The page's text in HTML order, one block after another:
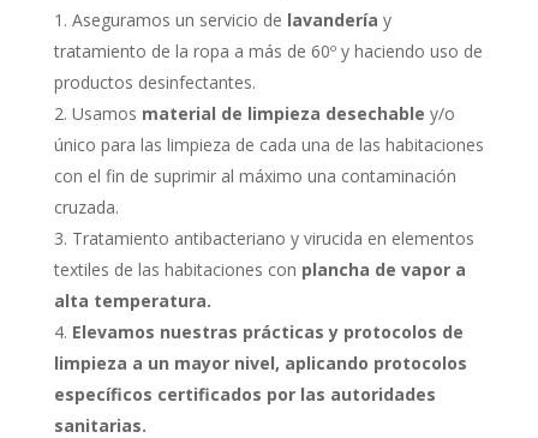
Aseguramos un servicio de lavandería y
tratamiento de la ropa a más de 60º y haciendo uso de
productos desinfectantes.
Usamos material de limpieza desechable y/o
único para las limpieza de cada una de las habitaciones
con el fin de suprimir al máximo una contaminación
cruzada.
Tratamiento antibacteriano y virucida en elementos
textiles de las habitaciones con plancha de vapor a
alta temperatura.
Elevamos nuestras prácticas y protocolos de
limpieza a un mayor nivel, aplicando protocolos
específicos certificados por las autoridades
sanitarias.